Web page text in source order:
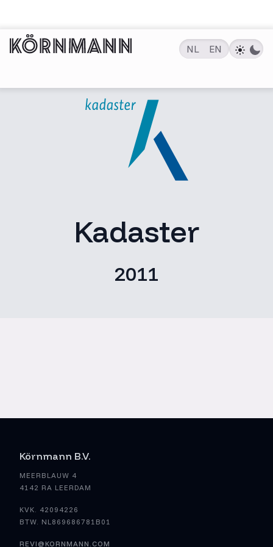
NL EN
Kadaster
2011
Körnmann B.V.
MEERBLAUW 4
4142 RA LEERDAM
KVK. 42094226
BTW. NL869686781B01
REVI@KORNMANN.COM